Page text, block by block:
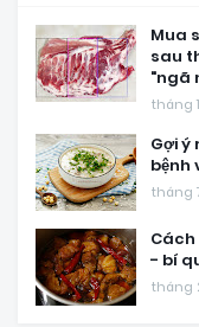
Mua
sau
"ngã
tháng
Gợi
bệnh
tháng
- bí
tháng